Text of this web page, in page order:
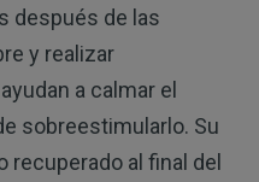
después de las
y realizar
ayudan a calmar el
sobreestimularlo. Su
recuperado al final del